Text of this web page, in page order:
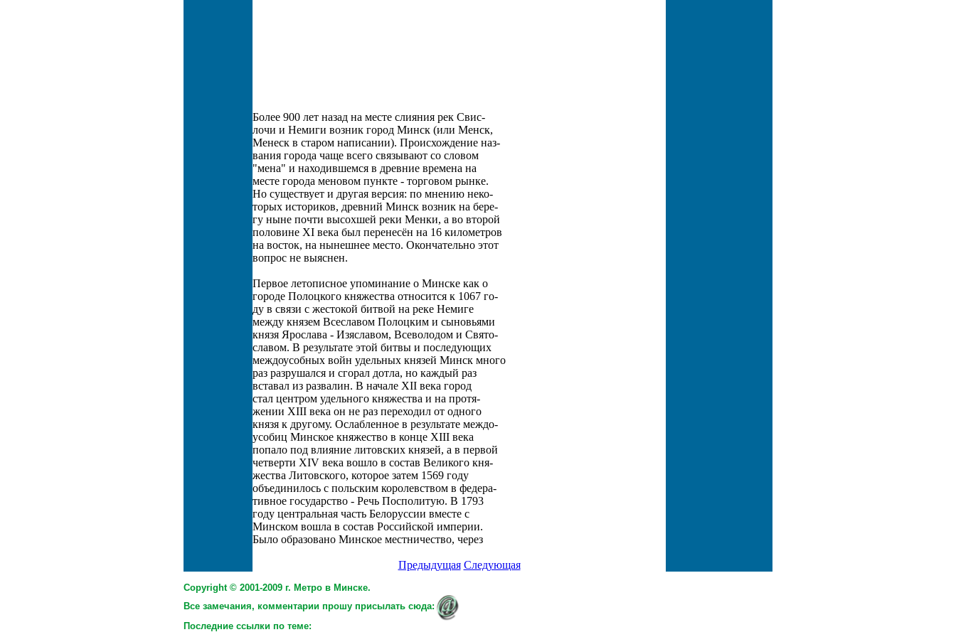
Более 900 лет назад на месте слияния рек Свис-
лочи и Немиги возник город Минск (или Менск,
Менеск в старом написании). Происхождение наз-
вания города чаще всего связывают со словом
"мена" и находившемся в древние времена на
месте города меновом пункте - торговом рынке.
Но существует и другая версия: по мнению неко-
торых историков, древний Минск возник на бере-
гу ныне почти высохшей реки Менки, а во второй
половине XI века был перенесён на 16 километров
на восток, на нынешнее место. Окончательно этот
вопрос не выяснен.
Первое летописное упоминание о Минске как о
городе Полоцкого княжества относится к 1067 го-
ду в связи с жестокой битвой на реке Немиге
между князем Всеславом Полоцким и сыновьями
князя Ярослава - Изяславом, Всеволодом и Свято-
славом. В результате этой битвы и последующих
междоусобных войн удельных князей Минск много
раз разрушался и сгорал дотла, но каждый раз
вставал из развалин. В начале XII века город
стал центром удельного княжества и на протя-
жении XIII века он не раз переходил от одного
князя к другому. Ослабленное в результате междо-
усобиц Минское княжество в конце XIII века
попало под влияние литовских князей, а в первой
четверти XIV века вошло в состав Великого кня-
жества Литовского, которое затем 1569 году
объединилось с польским королевством в федера-
тивное государство - Речь Посполитую. В 1793
году центральная часть Белоруссии вместе с
Минском вошла в состав Российской империи.
Было образовано Минское местничество, через
Предыдущая Следующая
Copyright © 2001-2009 г. Метро в Минске.
Все замечания, комментарии прошу присылать сюда:
Последние ссылки по теме: